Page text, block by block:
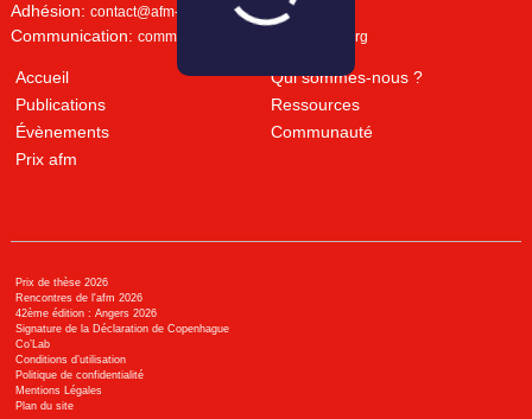
Adhésion: contact@afm-marketing.org
Communication: communication@afm-marketing.org
Accueil
Qui sommes-nous ?
Publications
Ressources
Évènements
Communauté
Prix afm
Prix de thèse 2026
Rencontres de l'afm 2026
42ème édition : Angers 2026
Signature de la Déclaration de Copenhague
Co’Lab
Conditions d’utilisation
Politique de confidentialité
Mentions Légales
Plan du site